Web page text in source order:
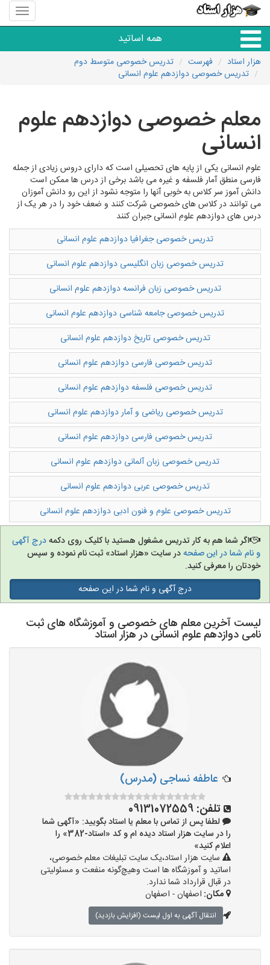
منوی
سایت
استاد
همه اساتید
همه آموزشگاه ها
دبستان تا دبیرستان
دانشگاه
کنکور و مشاوره
مهارت های عمومی
تدریس به کودکان
آموزشگاه ها
هزار استاد فهرست
تدریس خصوصی متوسط دوم
تدریس خصوصی دوازدهم علوم انسانی
معلم خصوصی دوازدهم علوم
انسانی
علوم انسانی یکی از پایه های تحصیلی است که دارای دروس زیادی از جمله
فارسی منطق آمار فلسفه و غیره می باشد برخی از درس ها ممکن است
دانش آموز سر کلاس به خوبی آنها را متوجه نشود از این رو دانش آموزان
می توانند در کلاس های خصوصی شرکت کنند و ضعف خود را در هر یک از
درس های دوازدهم علوم انسانی جبران کنند
تدریس خصوصی جغرافیا دوازدهم علوم انسانی
تدریس خصوصی زبان انگلیسی دوازدهم علوم انسانی
تدریس خصوصی زبان فرانسه دوازدهم علوم انسانی
تدریس خصوصی جامعه شناسی دوازدهم علوم انسانی
تدریس خصوصی تاریخ دوازدهم علوم انسانی
تدریس خصوصی فارسی دوازدهم علوم انسانی
تدریس خصوصی فلسفه دوازدهم علوم انسانی
تدریس خصوصی ریاضی و آمار دوازدهم علوم انسانی
تدریس خصوصی فارسی دوازدهم علوم انسانی
تدریس خصوصی زبان آلمانی دوازدهم علوم انسانی
تدریس خصوصی عربی دوازدهم علوم انسانی
تدریس خصوصی علوم و فنون ادبی دوازدهم علوم انسانی
اگر شما هم به کار تدریس مشغول هستید با کلیک روی دکمهدرج آگهی
و نام شما در این صفحهدر سایت «هزار استاد» ثبت نام نموده و سپس
خودتان را معرفی کنید.
درج آگهی و نام شما در این صفحه
لیست آخرین معلم های خصوصی و آموزشگاه های ثبت
نامی دوازدهم علوم انسانی در هزار استاد
عاطفه نساجی (مدرس)
تلفن: 09131072559
لطفا پس از تماس با معلم یا استاد بگویید: «آگهی شما
را در سایت هزار استاد دیده ام و کد «استاد-382» را
اعلام کنید»
سایت هزار استاد،یک سایت تبلیغات معلم خصوصی،
اساتید و آموزشگاه ها است وهیچ‌گونه منفعت و مسئولیتی
در قبال قرارداد شما ندارد.
مکان: اصفهان - اصفهان
انتقال آگهی به اول لیست (افزایش بازدید)